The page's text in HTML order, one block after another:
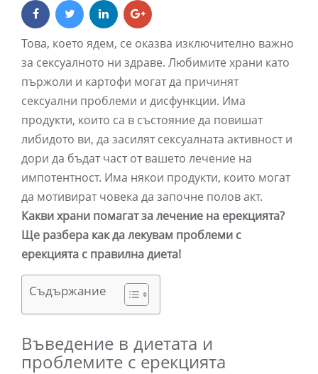
Това, което ядем, се оказва изключително важно
за сексуалното ни здраве. Любимите храни като
пържоли и картофи могат да причинят
сексуални проблеми и дисфункции. Има
продукти, които са в състояние да повишат
либидото ви, да засилят сексуалната активност и
дори да бъдат част от вашето лечение на
импотентност. Има някои продукти, които могат
да мотивират човека да започне полов акт.
Какви храни помагат за лечение на ерекцията?
Ще разбера как да лекувам проблеми с
ерекцията с правилна диета!
Съдържание
Въведение в диетата и
проблемите с ерекцията